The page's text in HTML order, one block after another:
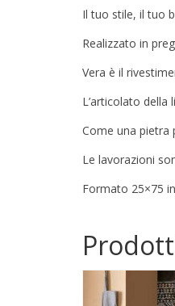
Il tuo stile, il tuo
Realizzato in
Vera è il
L’articolato
Come una pietra
Le lavorazioni
Formato 25×75